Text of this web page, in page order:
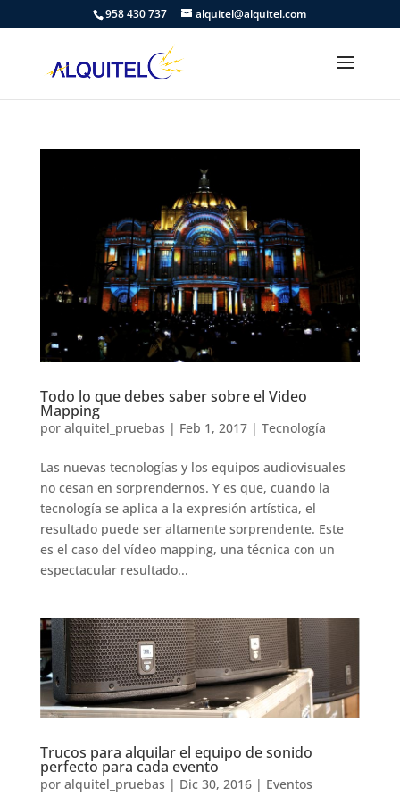
958 430 737 alquitel@alquitel.com
Todo lo que debes saber sobre el Video
Mapping
por alquitel_pruebas | Feb 1, 2017| Tecnología
Las nuevas tecnologías y los equipos audiovisuales
no cesan en sorprendernos. Y es que, cuando la
tecnología se aplica a la expresión artística, el
resultado puede ser altamente sorprendente. Este
es el caso del vídeo mapping, una técnica con un
espectacular resultado...
Trucos para alquilar el equipo de sonido
perfecto para cada evento
por alquitel_pruebas | Dic 30, 2016| Eventos